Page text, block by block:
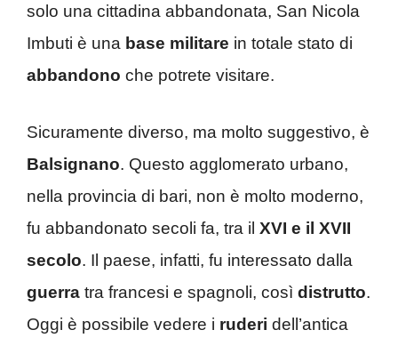
solo una cittadina abbandonata, San Nicola
Imbuti è una base militare in totale stato di
abbandono che potrete visitare.
Sicuramente diverso, ma molto suggestivo, è
Balsignano. Questo agglomerato urbano,
nella provincia di bari, non è molto moderno,
fu abbandonato secoli fa, tra il XVI e il XVII
secolo. Il paese, infatti, fu interessato dalla
guerra tra francesi e spagnoli, così distrutto.
Oggi è possibile vedere i ruderi dell’antica